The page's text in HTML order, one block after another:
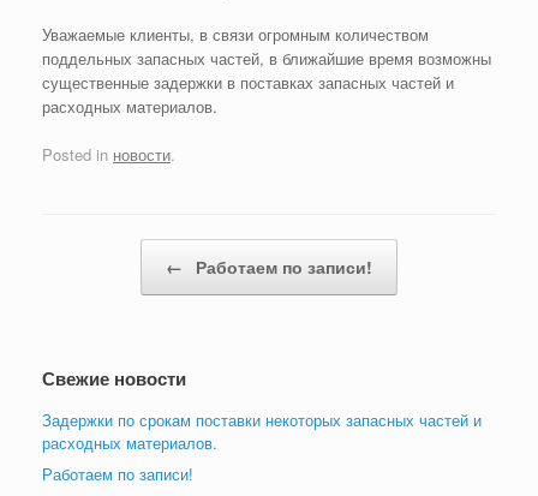
Уважаемые клиенты, в связи огромным количеством
поддельных запасных частей, в ближайшие время возможны
существенные задержки в поставках запасных частей и
расходных материалов.
Posted in новости.
← Работаем по записи!
Свежие новости
Задержки по срокам поставки некоторых запасных частей и
расходных материалов.
Работаем по записи!